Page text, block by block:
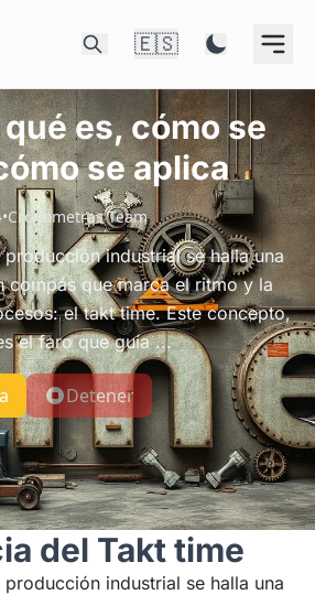
🇪🇸
es, cómo se
se aplica
•Cronometras Team
industrial se halla una
compás que marca el ritmo y la
el takt time. Este concepto,
el faro que guía ...
Detener
del Takt time
industrial se halla una